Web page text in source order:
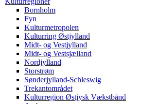
Bornholm
Fyn
Kulturmetropolen
Kulturring Østjylland
Midt- og Vestjylland
Midt- og Vestsjælland
Nordjylland
Storstrøm
Sønderjylland-Schleswig
Trekantområdet
Kulturregion Østjysk Vækstbånd